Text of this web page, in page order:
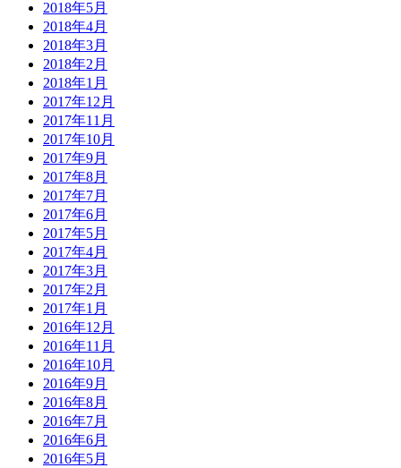
2018年5月
2018年4月
2018年3月
2018年2月
2018年1月
2017年12月
2017年11月
2017年10月
2017年9月
2017年8月
2017年7月
2017年6月
2017年5月
2017年4月
2017年3月
2017年2月
2017年1月
2016年12月
2016年11月
2016年10月
2016年9月
2016年8月
2016年7月
2016年6月
2016年5月